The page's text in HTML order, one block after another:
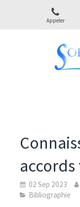
Appeler
02 Sep 2023
Bibliographie